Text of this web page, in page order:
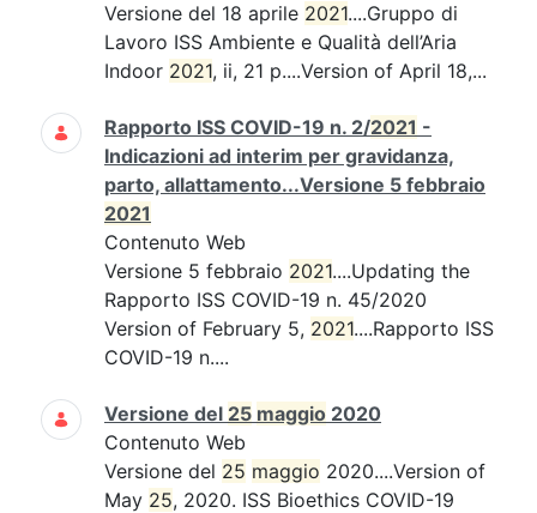
Versione del 18 aprile 2021....Gruppo di
Lavoro ISS Ambiente e Qualità dell’Aria
Indoor 2021, ii, 21 p....Version of April 18,...
Rapporto ISS COVID-19 n. 2/2021 -
Indicazioni ad interim per gravidanza,
parto, allattamento...Versione 5 febbraio
2021
Contenuto Web
Versione 5 febbraio 2021....Updating the
Rapporto ISS COVID-19 n. 45/2020
Version of February 5, 2021....Rapporto ISS
COVID-19 n....
Versione del 25 maggio 2020
Contenuto Web
Versione del 25 maggio 2020....Version of
May 25, 2020. ISS Bioethics COVID-19